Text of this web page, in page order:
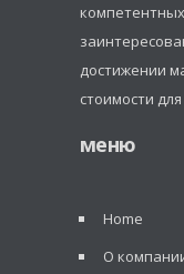
достижении
стоимости
меню
Home
О